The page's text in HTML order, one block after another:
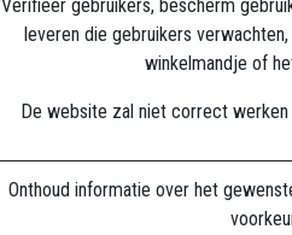
Verifieer gebruikers, bescherm
leveren die gebruikers
winkelmandje of
De website zal niet correct
Onthoud informatie over het